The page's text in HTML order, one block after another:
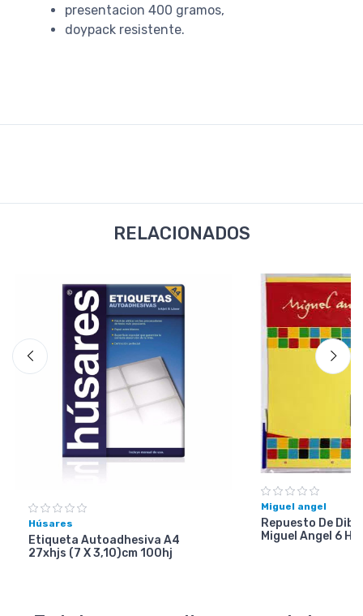
presentacion 400 gramos,
doypack resistente.
RELACIONADOS
Húsares
Etiqueta Autoadhesiva A4
27xhjs (7 X 3,10)cm 100hj
Miguel angel
Repuesto De
Miguel Angel 6